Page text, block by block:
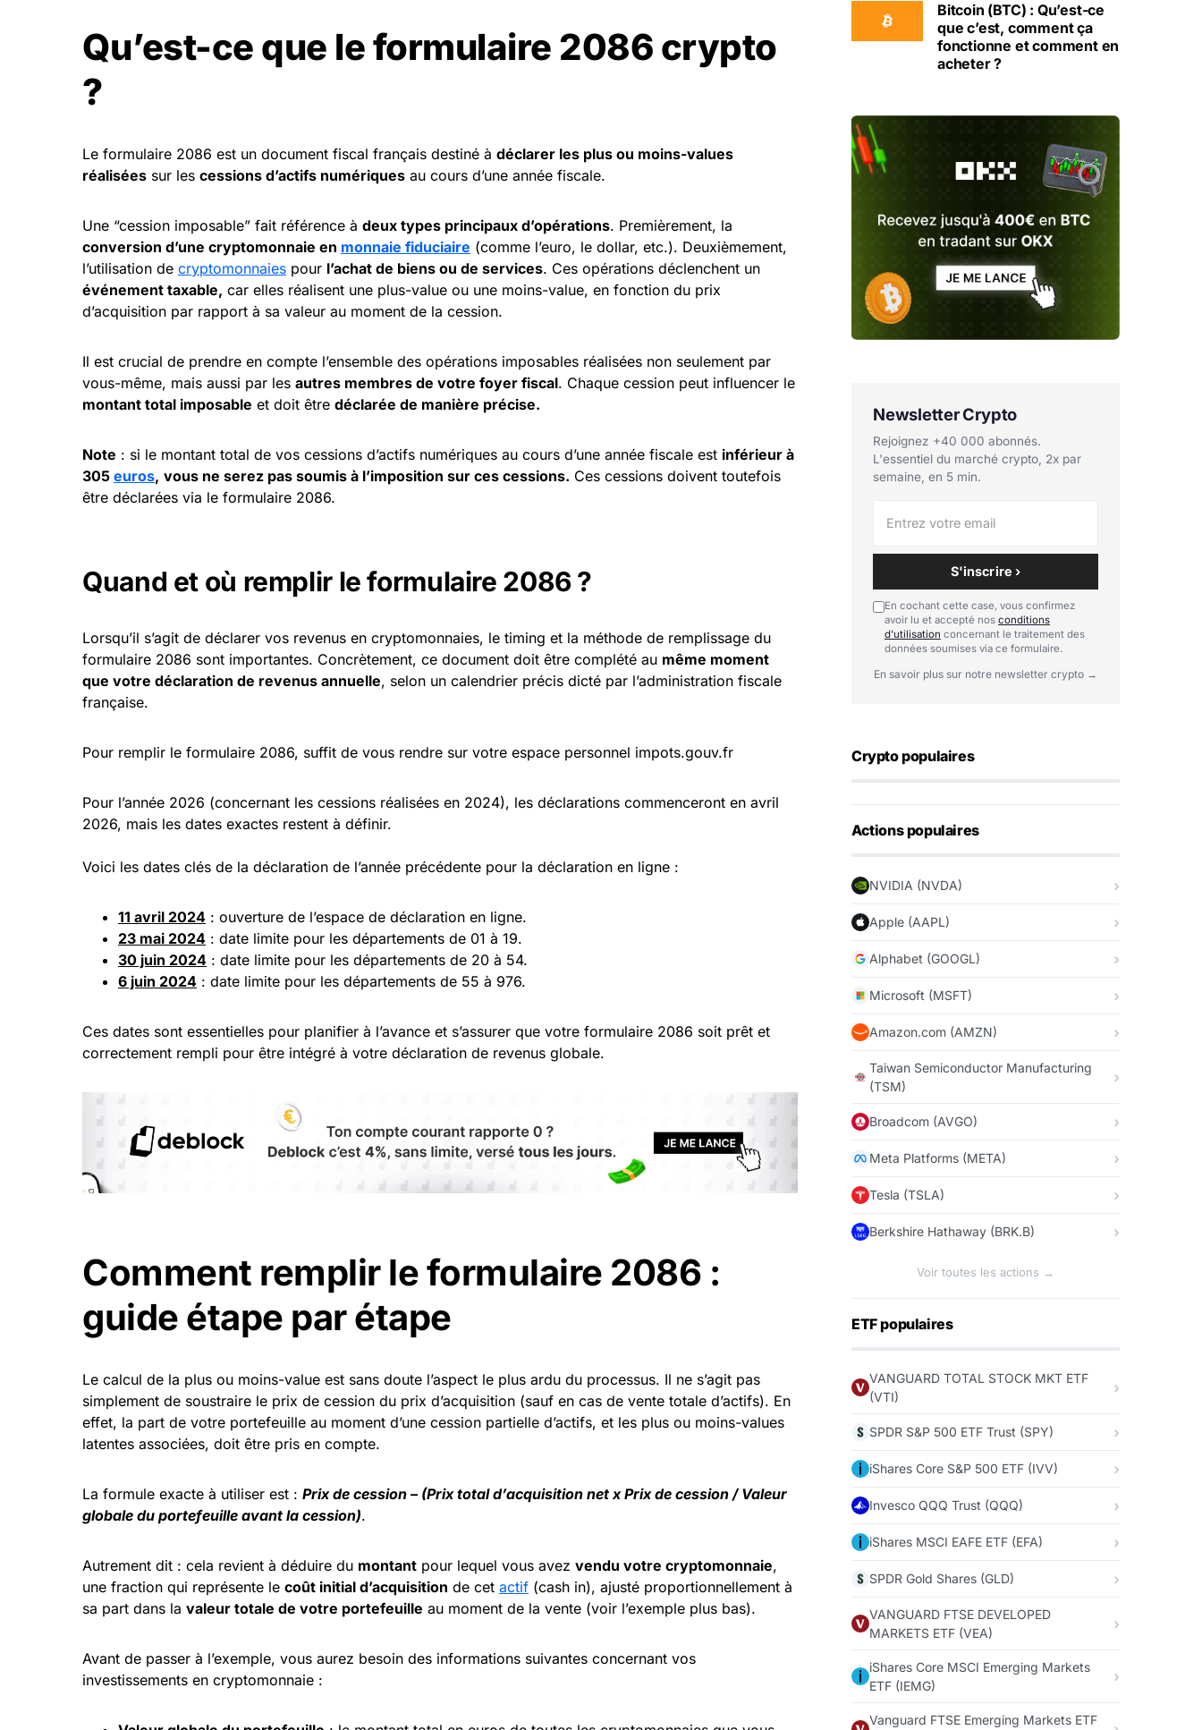
Qu’est-ce que le formulaire 2086 crypto
?
Le formulaire 2086 est un document fiscal français destiné à déclarer les plus ou moins-values
réalisées sur les cessions d’actifs numériques au cours d’une année fiscale.
Une “cession imposable” fait référence à deux types principaux d’opérations. Premièrement, la
conversion d’une cryptomonnaie en monnaie fiduciaire (comme l’euro, le dollar, etc.). Deuxièmement,
l’utilisation de cryptomonnaies pour l’achat de biens ou de services. Ces opérations déclenchent un
événement taxable, car elles réalisent une plus-value ou une moins-value, en fonction du prix
d’acquisition par rapport à sa valeur au moment de la cession.
Il est crucial de prendre en compte l’ensemble des opérations imposables réalisées non seulement par
vous-même, mais aussi par les autres membres de votre foyer fiscal. Chaque cession peut influencer le
montant total imposable et doit être déclarée de manière précise.
Note : si le montant total de vos cessions d’actifs numériques au cours d’une année fiscale est inférieur à
305 euros, vous ne serez pas soumis à l’imposition sur ces cessions. Ces cessions doivent toutefois
être déclarées via le formulaire 2086.
Quand et où remplir le formulaire 2086 ?
Lorsqu’il s’agit de déclarer vos revenus en cryptomonnaies, le timing et la méthode de remplissage du
formulaire 2086 sont importantes. Concrètement, ce document doit être complété au même moment
que votre déclaration de revenus annuelle, selon un calendrier précis dicté par l’administration fiscale
française.
Pour remplir le formulaire 2086, suffit de vous rendre sur votre espace personnel impots.gouv.fr
Pour l’année 2026 (concernant les cessions réalisées en 2024), les déclarations commenceront en avril
2026, mais les dates exactes restent à définir.
Voici les dates clés de la déclaration de l’année précédente pour la déclaration en ligne :
11 avril 2024 : ouverture de l’espace de déclaration en ligne.
23 mai 2024 : date limite pour les départements de 01 à 19.
30 juin 2024 : date limite pour les départements de 20 à 54.
6 juin 2024 : date limite pour les départements de 55 à 976.
Ces dates sont essentielles pour planifier à l’avance et s’assurer que votre formulaire 2086 soit prêt et
correctement rempli pour être intégré à votre déclaration de revenus globale.
Comment remplir le formulaire 2086 :
guide étape par étape
Le calcul de la plus ou moins-value est sans doute l’aspect le plus ardu du processus. Il ne s’agit pas
simplement de soustraire le prix de cession du prix d’acquisition (sauf en cas de vente totale d’actifs). En
effet, la part de votre portefeuille au moment d’une cession partielle d’actifs, et les plus ou moins-values
latentes associées, doit être pris en compte.
La formule exacte à utiliser est : Prix de cession – (Prix total d’acquisition net x Prix de cession / Valeur
globale du portefeuille avant la cession).
Autrement dit : cela revient à déduire du montant pour lequel vous avez vendu votre cryptomonnaie,
une fraction qui représente le coût initial d’acquisition de cet actif (cash in), ajusté proportionnellement à
sa part dans la valeur totale de votre portefeuille au moment de la vente (voir l’exemple plus bas).
Avant de passer à l’exemple, vous aurez besoin des informations suivantes concernant vos
investissements en cryptomonnaie :
Bitcoin (BTC) : Qu’est-ce
que c’est, comment ça
fonctionne et comment en
acheter ?
Newsletter Crypto
Rejoignez +40 000 abonnés.
L'essentiel du marché crypto, 2x par
semaine, en 5 min.
S'inscrire ›
En cochant cette case, vous confirmez
avoir lu et accepté nos conditions
d'utilisation concernant le traitement des
données soumises via ce formulaire.
En savoir plus sur notre newsletter crypto →
Crypto populaires
Actions populaires
NVIDIA (NVDA)
Apple (AAPL)
Alphabet (GOOGL)
Microsoft (MSFT)
Amazon.com (AMZN)
Taiwan Semiconductor Manufacturing
(TSM)
Broadcom (AVGO)
Meta Platforms (META)
Tesla (TSLA)
Berkshire Hathaway (BRK.B)
Voir toutes les actions →
ETF populaires
VANGUARD TOTAL STOCK MKT ETF
(VTI)
SPDR S&P 500 ETF Trust (SPY)
iShares Core S&P 500 ETF (IVV)
Invesco QQQ Trust (QQQ)
iShares MSCI EAFE ETF (EFA)
SPDR Gold Shares (GLD)
VANGUARD FTSE DEVELOPED
MARKETS ETF (VEA)
iShares Core MSCI Emerging Markets
ETF (IEMG)
Vanguard FTSE Emerging Markets ETF